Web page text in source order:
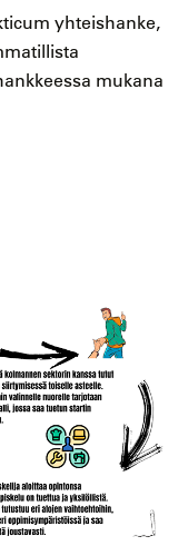
yhteishanke,
mukana